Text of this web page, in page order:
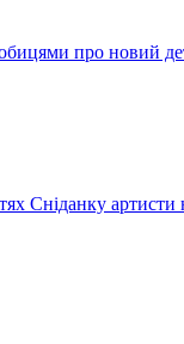
про новий
Сніданку